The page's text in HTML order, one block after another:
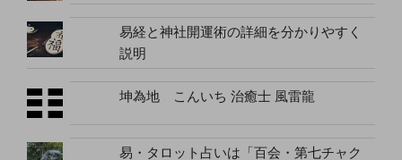
易経と神社開運術の詳細を分かりやすく
説明
坤為地 こんいち 治癒士 風雷龍
易・タロット占いは「百会・第七チャク